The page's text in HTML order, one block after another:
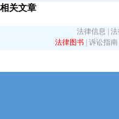
相关文章
法律信息 法
法律图书 诉讼指南